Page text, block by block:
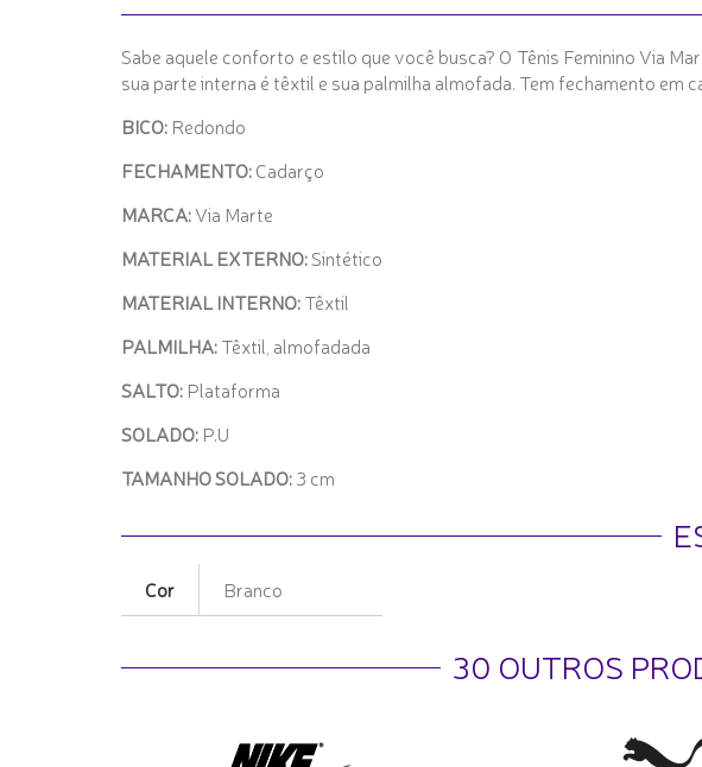
Sabe aquele conforto e estilo que você busca? O Tênis Feminino Via
sua parte interna é têxtil e sua palmilha almofada. Tem fechamento em
BICO: Redondo
FECHAMENTO:Cadarço
MARCA:Via Marte
MATERIAL EXTERNO:Sintético
MATERIAL INTERNO:Têxtil
PALMILHA:Têxtil, almofadada
SALTO: Plataforma
SOLADO: P.U
TAMANHO SOLADO:3 cm
Cor Branco
30 OUTROS